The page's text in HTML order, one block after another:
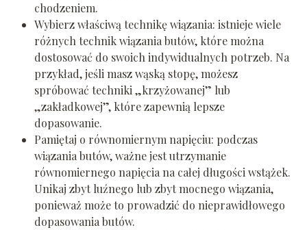
chodzeniem.
Wybierz właściwą technikę wiązania: istnieje wiele
różnych technik wiązania butów, które można
dostosować do swoich indywidualnych potrzeb. Na
przykład, jeśli masz wąską stopę, możesz
spróbować techniki „krzyżowanej” lub
„zakładkowej”, które zapewnią lepsze
dopasowanie.
Pamiętaj o równomiernym napięciu: podczas
wiązania butów, ważne jest utrzymanie
równomiernego napięcia na całej długości wstążek.
Unikaj zbyt luźnego lub zbyt mocnego wiązania,
ponieważ może to prowadzić do nieprawidłowego
dopasowania butów.